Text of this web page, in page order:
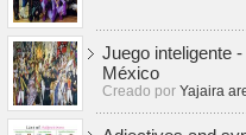
Juego inteligente
México
Creado por Yajaira